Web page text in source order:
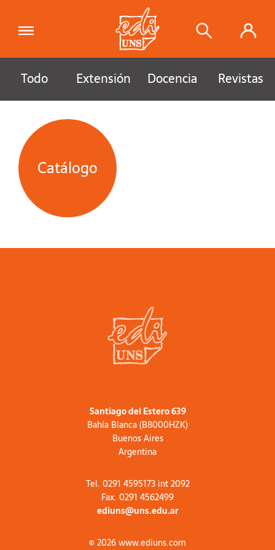
Todo Extensión Docencia Revistas
Catálogo
Santiago del Estero 639
Bahía Blanca (B8000HZK)
Buenos Aires
Argentina
Tel. 0291 4595173 int 2092
Fax. 0291 4562499
ediuns@uns.edu.ar
© 2026 www.ediuns.com